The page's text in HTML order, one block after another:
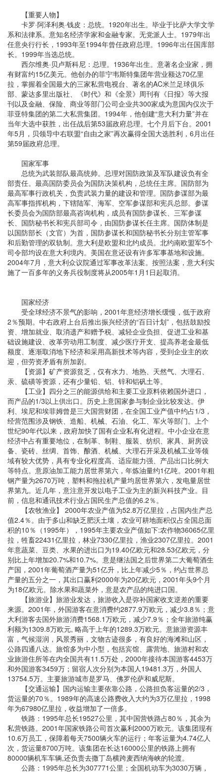
【重要人物】
卡罗·阿泽利奥·钱皮：总统。1920年出生。毕业于比萨大学文学
系和法律系。意知名经济学家和金融专家。无党派人士。1979年出
任意央行行长，1993年至1994年曾任政府总理。1996年出任国库部
长。1999年当选总统。
西尔维奥·贝卢斯科尼：总理。1936年出生。意著名企业家，拥
有财富约15亿美元。他创办的菲宁韦斯特集团年营业额达70亿里
拉，掌握着全国最大的三家私营电视台、著名的AC米兰足球俱乐
部、蒙达多里出版社、《时代》和《全景》周刊有《日报》等大报
刊以及金融、保险、商业等部门公司企业共300家成为意国内仅次于
菲亚特集团的第二大私营集团。1994年，他创建“意大利力量”并在
当年大选中获胜，出任战后第53届政府总理。七个月后下台。2001
年5月，贝领导中右联盟“自由之家”再次赢得全国大选胜利，6月出任
第59届政府总理。
国家军事
总统为武装部队最高统帅。总理对国防政策及军队建设负有全
部责任。最高国防委员会为国防决策机构，总统任主席。国防部为
最高军事行政机关，负责武装力量的建设和管理。国防参谋部为最
高军事指挥机构，下辖陆军、海军、空军参谋部和宪兵总部。参谋
长委员会为国防部最高咨询机构，成员有国防参谋长、三军参谋
长、国防秘书长和宪兵部司令，由国防参谋长任主席。国防体制是
以国防部长（文官）为首，国防参谋长和国防秘书长分别主管军事
和后勤管理的双轨制。意大利是欧盟和北约成员。北约南欧盟军5个
司令部均设在意大利境内。美国在意还设有许多军事基地和设施。
2004年7月，意大利众议院通过军事改革法案。按照法案，意大利实
施了一百多年的义务兵役制度将从2005年1月1日起取消。
国家经济
受全球经济不景气的影响，2001年意经济增长缓慢，低于政府
2％预期。中右政府上台后推出振兴经济的“百日计划”，包括鼓励投
资、增加就业、取消遗产和赠予税、减轻企业负担、促进工业和基
础设施建设、改革劳动用工制度、减少医疗开支、提高养老金最低
额度、逐渐取消地下经济和采用高新技术等内容，受到企业主的欢
迎，但劳资矛盾有所加剧。
【资源】矿产资源贫乏，仅有水力、地热、天然气、大理石、
汞、硫磺等资源，还有少量铅、铝、锌和铝矾土等。
【工业】四分之三的能源供给和主要工业原料依赖国外进口，
而产品的1/3以上供出口。历史上意国家参与制企业比较发达。伊
利、埃尼和埃菲姆曾是三大国营财团，在全国工业产值中约占1/3，
经营范围涉及钢铁、造船、机械、石油、化工、军火等部门。上个
世纪90年代以来，政府加快了国有企业私有化进程。中小企业在意
经济中占有重要地位，在制革、制鞋、服装、纺织、家具、厨房设
备、瓷砖、丝绸、首饰、酿酒、机械、大理石开采及机械工业等领
域有较大优势，具有专业化程度高、适应能力强、产品出口比例大
等特点。意原油加工能力居世界第六，年炼油量约1亿吨。2001年粗
钢产量为2670万吨，塑料和拖拉机产量均居世界第六，发电量居世
界第九。近几年，意注意开发以电子工业为主的新兴科技产业。目
前，信息和通讯技术行业占国民生产总值的6.2％。
【农牧渔业】 2000年农业产值为52.8万亿里拉，占国内生产总
值2.4％。由于多山和缺乏肥沃土壤，农业可耕地面积仅占全国总面
积的10％（1995年），1995年主要农业产值如下:农作物36065亿里
拉，牲畜22431亿里拉，林业7330亿里拉，渔业2307亿里拉。2001
年意蔬菜、豆类、水果的进出口为19.40亿欧元和28.53亿欧元，分
别比上年增加20.7%和10.7%。意是继法国之后世界第二大葡萄酒生
产国，2001年葡萄酒产量为51亿升，比上年减少5％，约占世界总
产量的五分之一，其出口赢利2000年为20亿欧元，2001年头9个月
为18亿欧元。除水果和蔬菜外，意是农产品的纯进口国。
【旅游业】旅游业发达，旅游收入是弥补国家收支逆差的重要
来源。2001年，外国游客在意消费约2877.9万欧元，减少3.8％；意
大利游客去国外旅游消费1568.1万欧元，减少7.9％；全年旅游纯赢
利额为1309.8万欧元, 略高于上年的1289.3万欧元。意旅游资源丰
富，气候湿润，风景秀丽，文物古迹很多，有良好的海滩和山区，
公路四通八达。旅馆多为中小型，包括宾馆、露营地、旅游村和农
业旅游住所等在内全国共有11.5万处，2000年接待本国游客4453万
和外国游客3459万；留宿人次分别为本国人19481.3万，外国人
13754.5万。主要旅游城市是罗马、佛罗伦萨和威尼斯。
【交通运输】国内运输主要依靠公路，公路担负客运量的2/3，
货运量的70％。1989年的高速公路费收入大约为3万亿里拉，1998
年为67980亿里拉，收益增加了一倍多。
铁路：1995年总长19527公里，其中国营铁路占80％，其余为
私营铁路。2001年国家铁路公司首次赢利2000万欧元。该集团现有
10.6万员工，保障着每天7500辆火车的运行；年客运量为4.74亿人
次，货运量8700万吨。该集团在长达16000公里的铁路上拥有
80000辆机车车辆,还负责去撒丁岛横跨麦西纳海峡的轮渡。
公路：1995年总长为307771公里；全国机动车为3030万辆，